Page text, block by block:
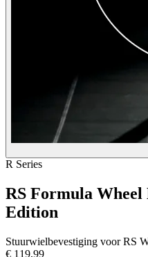
R Series
RS Formula
Edition
Stuurwielbevestiging voor RS
€ 119,99